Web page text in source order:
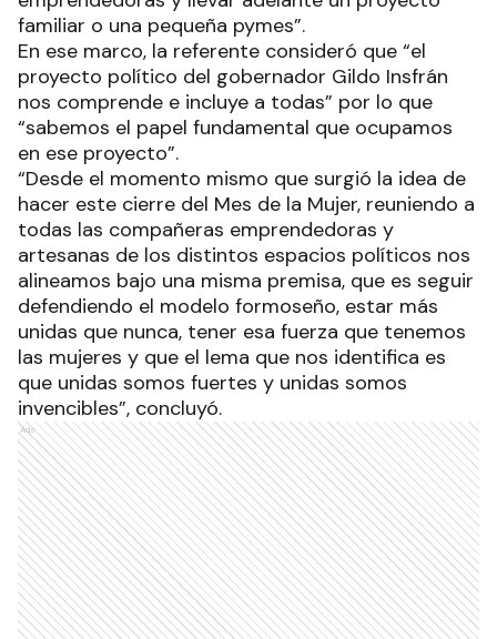
familiar o una pequeña pymes”.
En ese marco, la referente consideró que “el
proyecto político del gobernador Gildo Insfrán
nos comprende e incluye a todas” por lo que
“sabemos el papel fundamental que ocupamos
en ese proyecto”.
“Desde el momento mismo que surgió la idea de
hacer este cierre del Mes de la Mujer, reuniendo a
todas las compañeras emprendedoras y
artesanas de los distintos espacios políticos nos
alineamos bajo una misma premisa, que es seguir
defendiendo el modelo formoseño, estar más
unidas que nunca, tener esa fuerza que tenemos
las mujeres y que el lema que nos identifica es
que unidas somos fuertes y unidas somos
invencibles”, concluyó.
Ads